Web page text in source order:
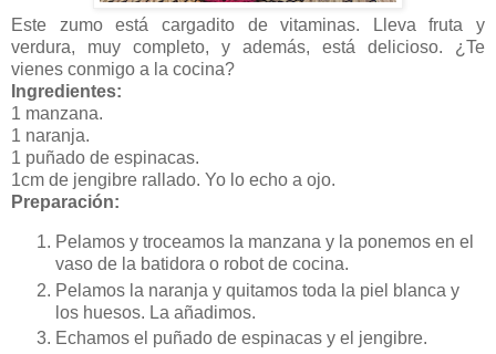
Este zumo está cargadito de vitaminas. Lleva fruta y
verdura, muy completo, y además, está delicioso. ¿Te
vienes conmigo a la cocina?
Ingredientes:
1 manzana.
1 naranja.
1 puñado de espinacas.
1cm de jengibre rallado. Yo lo echo a ojo.
Preparación:
Pelamos y troceamos la manzana y la ponemos en el
vaso de la batidora o robot de cocina.
Pelamos la naranja y quitamos toda la piel blanca y
los huesos. La añadimos.
Echamos el puñado de espinacas y el jengibre.